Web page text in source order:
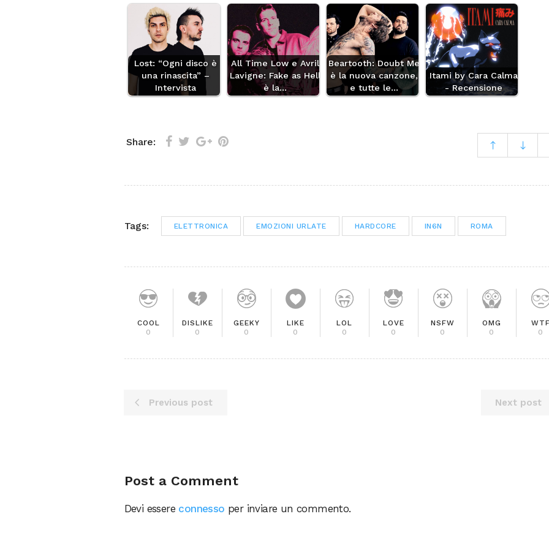
Lost: “Ogni disco è
una rinascita” –
Intervista
All Time Low e Avril
Lavigne: Fake as Hell
è la…
Beartooth: Doubt Me
è la nuova canzone,
e tutte le…
Itami by Cara Calma
- Recensione
Share:
Tags: ELETTRONICA EMOZIONI URLATE HARDCORE IN6N ROMA
COOL
0
DISLIKE
0
GEEKY
0
LIKE
0
LOL
0
LOVE
0
NSFW
0
OMG
0
0
Previous post Next post
Post a Comment
Devi essere connesso per inviare un commento.